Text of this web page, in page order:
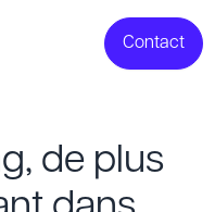
Contact
de plus